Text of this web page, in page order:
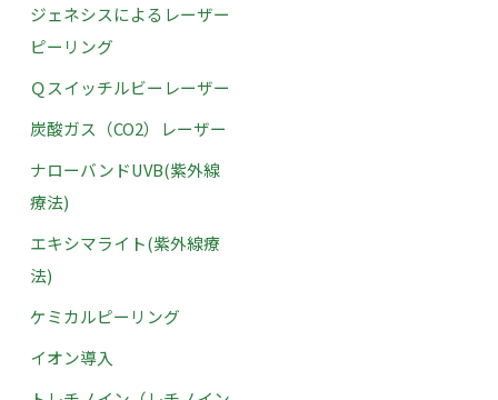
ジェネシスによるレーザー
ピーリング
Ｑスイッチルビーレーザー
炭酸ガス（CO2）レーザー
ナローバンドUVB(紫外線
療法)
エキシマライト(紫外線療
法)
ケミカルピーリング
イオン導入